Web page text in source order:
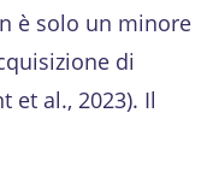
è solo un minore
di
et al., 2023). Il